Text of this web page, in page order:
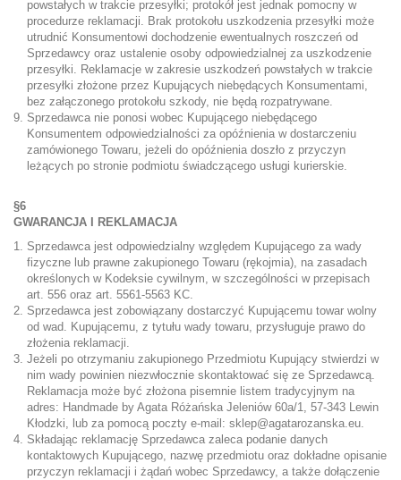
powstałych w trakcie przesyłki; protokół jest jednak pomocny w
procedurze reklamacji. Brak protokołu uszkodzenia przesyłki może
utrudnić Konsumentowi dochodzenie ewentualnych roszczeń od
Sprzedawcy oraz ustalenie osoby odpowiedzialnej za uszkodzenie
przesyłki. Reklamacje w zakresie uszkodzeń powstałych w trakcie
przesyłki złożone przez Kupujących niebędących Konsumentami,
bez załączonego protokołu szkody, nie będą rozpatrywane.
Sprzedawca nie ponosi wobec Kupującego niebędącego
Konsumentem odpowiedzialności za opóźnienia w dostarczeniu
zamówionego Towaru, jeżeli do opóźnienia doszło z przyczyn
leżących po stronie podmiotu świadczącego usługi kurierskie.
§6
GWARANCJA I REKLAMACJA
Sprzedawca jest odpowiedzialny względem Kupującego za wady
fizyczne lub prawne zakupionego Towaru (rękojmia), na zasadach
określonych w Kodeksie cywilnym, w szczególności w przepisach
art. 556 oraz art. 5561-5563 KC.
Sprzedawca jest zobowiązany dostarczyć Kupującemu towar wolny
od wad. Kupującemu, z tytułu wady towaru, przysługuje prawo do
złożenia reklamacji.
Jeżeli po otrzymaniu zakupionego Przedmiotu Kupujący stwierdzi w
nim wady powinien niezwłocznie skontaktować się ze Sprzedawcą.
Reklamacja może być złożona pisemnie listem tradycyjnym na
adres: Handmade by Agata Różańska Jeleniów 60a/1, 57-343 Lewin
Kłodzki, lub za pomocą poczty e-mail: sklep@agatarozanska.eu.
Składając reklamację Sprzedawca zaleca podanie danych
kontaktowych Kupującego, nazwę przedmiotu oraz dokładne opisanie
przyczyn reklamacji i żądań wobec Sprzedawcy, a także dołączenie